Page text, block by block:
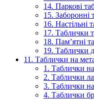
14. Паркові
15. Заборонні
16. Настільні
17. Таблички
18. Пам’ятні
19. Таблички
11. Таблички на
1. Таблички
2. Таблички
3. Таблички
4. Таблички